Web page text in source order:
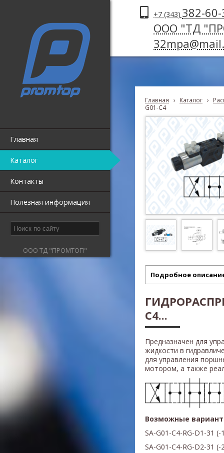
Главная
Каталог
Контакты
Полезная информация
ООО ТД "ПРОМТОП"
+7 (343) 382-
ООО "ТД
Главная › Каталог ›
G01-C4
Подробное
C4...
Предназначен для
жидкости в
для управления
мотором, а также
Возможные
SA-G01-C4-RG-D1-31 (-
SA-G01-C4-RG-D2-31 (-